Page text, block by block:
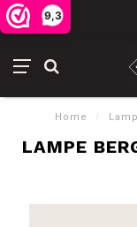
9,3
Home /
LAMPE